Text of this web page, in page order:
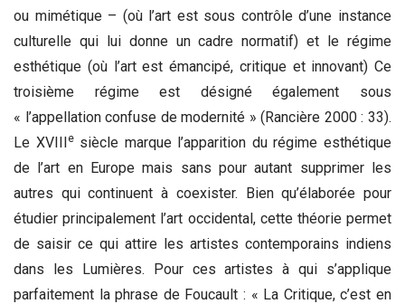
ou mimétique – (où l’art est sous contrôle d’une instance
culturelle qui lui donne un cadre normatif) et le régime
esthétique (où l’art est émancipé, critique et innovant) Ce
troisième régime est désigné également sous
« l’appellation confuse de modernité » (Rancière 2000 : 33).
Le XVIIIesiècle marque l’apparition du régime esthétique
de l’art en Europe mais sans pour autant supprimer les
autres qui continuent à coexister. Bien qu’élaborée pour
étudier principalement l’art occidental, cette théorie permet
de saisir ce qui attire les artistes contemporains indiens
dans les Lumières. Pour ces artistes à qui s’applique
parfaitement la phrase de Foucault : « La Critique, c’est en